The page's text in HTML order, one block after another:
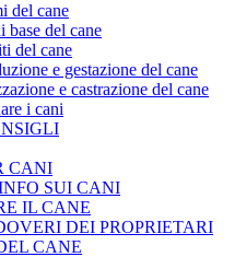
del cane
base del cane
del cane
e gestazione del cane
e castrazione del cane
i cani
CANI
SUI CANI
IL CANE
DEI PROPRIETARI
CANE